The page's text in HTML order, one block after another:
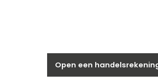
Open een